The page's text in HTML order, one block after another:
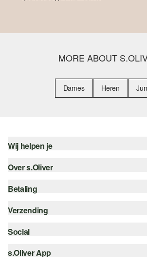
MORE ABOUT
Dames Heren
Wij helpen je
Help - FAQ
Top categorieën
Over s.Oliver
Nieuwsbrief
Verlanglijstje
Betaling
Koop op rekening
Verzending
Track & Trace
Post NL
Social
instagram
s.Oliver App